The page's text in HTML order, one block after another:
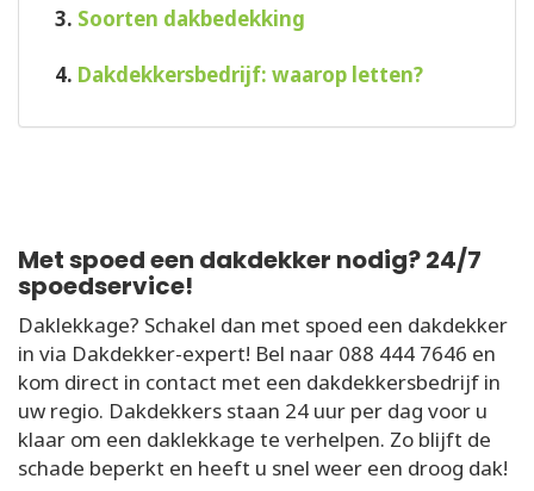
3. Soorten dakbedekking
4. Dakdekkersbedrijf: waarop letten?
Met spoed een dakdekker nodig? 24/7
spoedservice!
Daklekkage? Schakel dan met spoed een dakdekker
in via Dakdekker-expert! Bel naar 088 444 7646 en
kom direct in contact met een dakdekkersbedrijf in
uw regio. Dakdekkers staan 24 uur per dag voor u
klaar om een daklekkage te verhelpen. Zo blijft de
schade beperkt en heeft u snel weer een droog dak!